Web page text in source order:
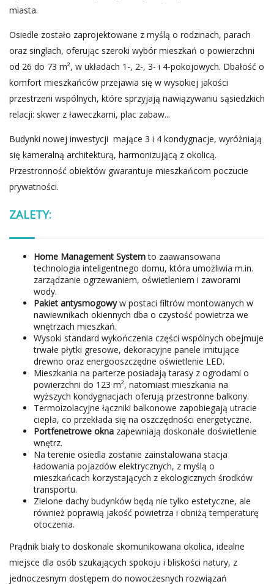
miasta.
Osiedle zostało zaprojektowane z myślą o rodzinach, parach
oraz singlach, oferując szeroki wybór mieszkań o powierzchni
od 26 do 73 m², w układach 1-, 2-, 3- i 4-pokojowych. Dbałość o
komfort mieszkańców przejawia się w wysokiej jakości
przestrzeni wspólnych, które sprzyjają nawiązywaniu sąsiedzkich
relacji: skwer z ławeczkami, plac zabaw...
Budynki nowej inwestycji mające 3 i 4 kondygnacje, wyróżniają
się kameralną architekturą, harmonizującą z okolicą.
Przestronność obiektów gwarantuje mieszkańcom poczucie
prywatności.
ZALETY:
Home Management Systemto zaawansowana
technologia inteligentnego domu, która umożliwia m.in.
zarządzanie ogrzewaniem, oświetleniem i zaworami
wody.
Pakiet antysmogowyw postaci filtrów montowanych w
nawiewnikach okiennych dba o czystość powietrza we
wnętrzach mieszkań.
Wysoki standard wykończenia części wspólnych obejmuje
trwałe płytki gresowe, dekoracyjne panele imitujące
drewno oraz energooszczędne oświetlenie LED.
Mieszkania na parterze posiadają tarasy z ogrodami o
powierzchni do 123 m², natomiast mieszkania na
wyższych kondygnacjach oferują przestronne balkony.
Termoizolacyjne łączniki balkonowe zapobiegają utracie
ciepła, co przekłada się na oszczędności energetyczne.
Portfenetrowe okna zapewniają doskonałe doświetlenie
wnętrz.
Na terenie osiedla zostanie zainstalowana stacja
ładowania pojazdów elektrycznych, z myślą o
mieszkańcach korzystających z ekologicznych środków
transportu.
Zielone dachy budynków będą nie tylko estetyczne, ale
również poprawią jakość powietrza i obniżą temperaturę
otoczenia.
Prądnik biały to doskonale skomunikowana okolica, idealne
miejsce dla osób szukających spokoju i bliskości natury, z
jednoczesnym dostępem do nowoczesnych rozwiązań